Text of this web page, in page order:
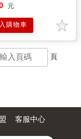
元
購物車
頁
客服中心